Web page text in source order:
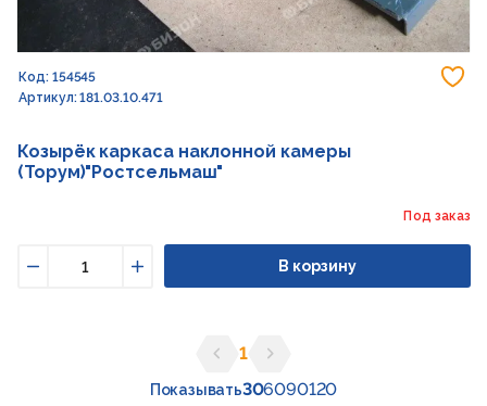
Код: 154545
Артикул: 181.03.10.471
Козырёк каркаса наклонной камеры
(Торум)"Ростсельмаш"
Под заказ
Увеличить
В корзину
Предыдущая страница
1
Следующая страница
Показывать306090120